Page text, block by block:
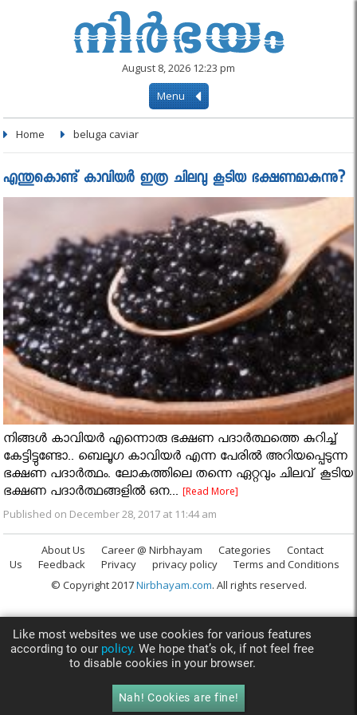
August 8, 2026 12:23 pm
Menu
Home beluga caviar
എന്തുകൊണ്ട് കാവിയർ ഇത്ര ചിലവു കൂടിയ ഭക്ഷണമാകുന്നു?
നിങ്ങള്‍ കാവിയര്‍ എന്നൊരു ഭക്ഷണ പദാര്‍ത്ഥത്തെ കുറിച്ച്
കേട്ടിട്ടുണ്ടോ.. ബെലൂഗ കാവിയര്‍ എന്ന പേരില്‍ അറിയപ്പെടുന്ന
ഭക്ഷണ പദാര്‍ത്ഥം. ലോകത്തിലെ തന്നെ ഏറ്റവും ചിലവ് കൂടിയ
ഭക്ഷണ പദാര്‍ത്ഥങ്ങളില്‍ ഒന...[Read More]
Published on December 28, 2017 at 11:44 am
About Us Career @ Nirbhayam Categories
Contact
Us
Feedback Privacy privacy policy
Terms and Conditions
© Copyright 2017Nirbhayam.com. All rights reserved.
Like most websites we use cookies for various features
according to our policy. We hope that’s ok, if not feel free
to disable cookies in your browser.
Nah! Cookies are fine!